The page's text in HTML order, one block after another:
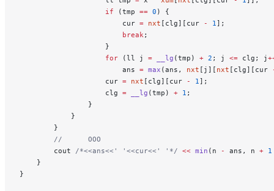
                    if
(tmp == 0 ) {
                        cur
= nxt [clg][cur - 1 ];
                        break
;
                    }
                    for
(ll j = __lg (tmp) + 2 ; j <= clg; j
                        ans
= max (ans, nxt [j][ nxt [clg][cur
                    cur
= nxt [clg][cur - 1 ];
                    clg
= __lg (tmp) + 1 ;
                }
            }
        }
        //		OOO
        cout
/*<<ans<<' '<<cur<<' '*/ << min (n - ans, n + 1
    }
}